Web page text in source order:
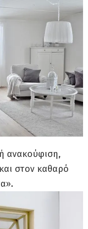
ανακούφιση,
στον καθαρό